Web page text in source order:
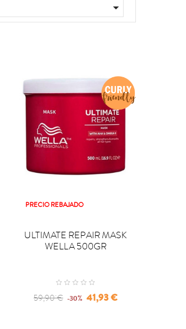

PRECIO REBAJADO

ULTIMATE REPAIR MASK
WELLA 500GR
Regular
59,90 € -30% Precio
41,93 €